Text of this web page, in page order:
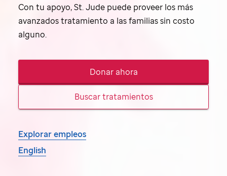
Con tu apoyo,St. Jude puede proveer los más
avanzados tratamiento a las familias sin costo
alguno.
Donar ahora
Buscar tratamientos
Explorar empleos
English